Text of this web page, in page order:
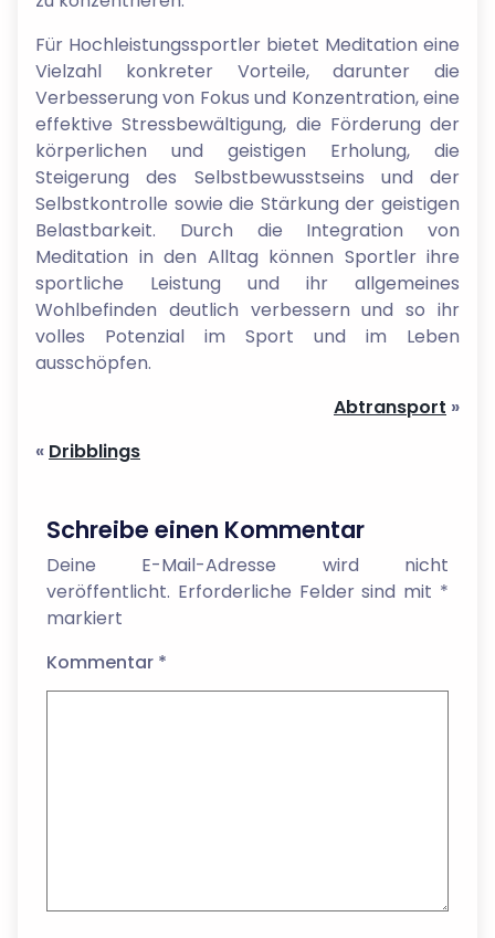
Für Hochleistungssportler bietet Meditation eine
Vielzahl konkreter Vorteile, darunter die
Verbesserung von Fokus und Konzentration, eine
effektive Stressbewältigung, die Förderung der
körperlichen und geistigen Erholung, die
Steigerung des Selbstbewusstseins und der
Selbstkontrolle sowie die Stärkung der geistigen
Belastbarkeit. Durch die Integration von
Meditation in den Alltag können Sportler ihre
sportliche Leistung und ihr allgemeines
Wohlbefinden deutlich verbessern und so ihr
volles Potenzial im Sport und im Leben
ausschöpfen.
Abtransport »
« Dribblings
Schreibe einen Kommentar
Deine E-Mail-Adresse wird nicht
veröffentlicht. Erforderliche Felder sind mit *
markiert
Kommentar *